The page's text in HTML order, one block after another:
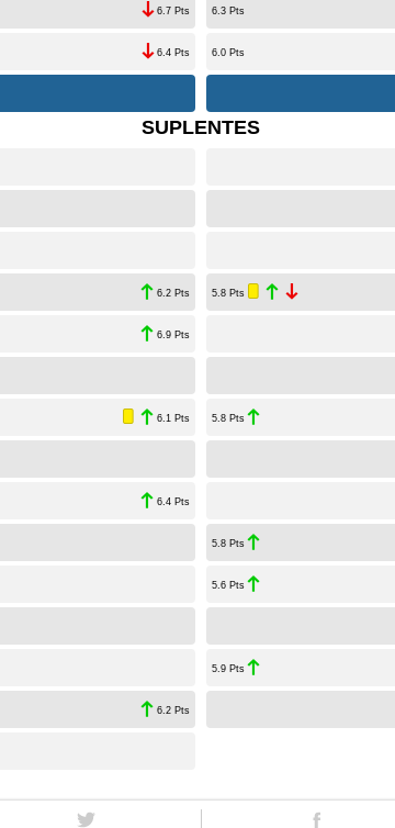
6.7 Pts
6.4 Pts
6.3 Pts
6.0 Pts
SUPLENTES
6.2 Pts
6.9 Pts
6.1 Pts
6.4 Pts
6.2 Pts
5.8 Pts
5.8 Pts
5.8 Pts
5.6 Pts
5.9 Pts